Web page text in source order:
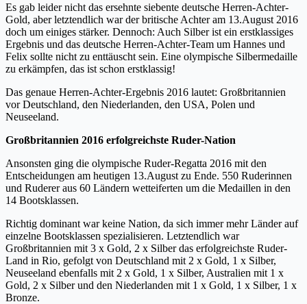
Es gab leider nicht das ersehnte siebente deutsche Herren-Achter-
Gold, aber letztendlich war der britische Achter am 13.August 2016
doch um einiges stärker. Dennoch: Auch Silber ist ein erstklassiges
Ergebnis und das deutsche Herren-Achter-Team um Hannes und
Felix sollte nicht zu enttäuscht sein. Eine olympische Silbermedaille
zu erkämpfen, das ist schon erstklassig!
Das genaue Herren-Achter-Ergebnis 2016 lautet: Großbritannien
vor Deutschland, den Niederlanden, den USA, Polen und
Neuseeland.
Großbritannien 2016 erfolgreichste Ruder-Nation
Ansonsten ging die olympische Ruder-Regatta 2016 mit den
Entscheidungen am heutigen 13.August zu Ende. 550 Ruderinnen
und Ruderer aus 60 Ländern wetteiferten um die Medaillen in den
14 Bootsklassen.
Richtig dominant war keine Nation, da sich immer mehr Länder auf
einzelne Bootsklassen spezialisieren. Letztendlich war
Großbritannien mit 3 x Gold, 2 x Silber das erfolgreichste Ruder-
Land in Rio, gefolgt von Deutschland mit 2 x Gold, 1 x Silber,
Neuseeland ebenfalls mit 2 x Gold, 1 x Silber, Australien mit 1 x
Gold, 2 x Silber und den Niederlanden mit 1 x Gold, 1 x Silber, 1 x
Bronze.